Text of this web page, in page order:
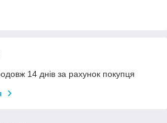
14 днів за рахунок покупця